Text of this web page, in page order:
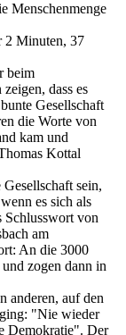
Menschenmenge
2 Minuten, 37
beim
dass es
Gesellschaft
die Worte von
kam und
Kottal
sein,
es sich als
von
am
An die 3000
zogen dann in
anderen, auf den
"Nie wieder
Demokratie". Der